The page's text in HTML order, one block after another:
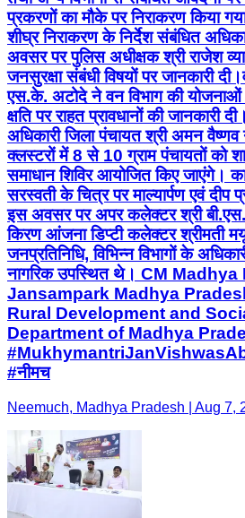
प्रकरणों का मौके पर निराकरण किया
शीघ्र निराकरण के निर्देश संबंधित
अवसर पर पुलिस अधीक्षक श्री राजेश
जनसुरक्षा संबंधी विषयों पर जानकारी
एस.के. अटोदे ने वन विभाग की योजनाओं
क्षति पर राहत प्रावधानों की जानकारी
अधिकारी जिला पंचायत श्री अमन
क्लस्टरों में 8 से 10 ग्राम पंचायतों को
समाधान शिविर आयोजित किए जाएंगे।
सरस्वती के चित्र पर माल्यार्पण एवं
इस अवसर पर अपर कलेक्टर श्री
किरण आंजना डिप्टी कलेक्टर श्रीमती
जनप्रतिनिधि, विभिन्न विभागों के
नागरिक उपस्थित थे। CM
Jansampark Madhya
Rural Development and
Department of Madhya
#नीमच
Neemuch, Madhya Pradesh | Aug 7,